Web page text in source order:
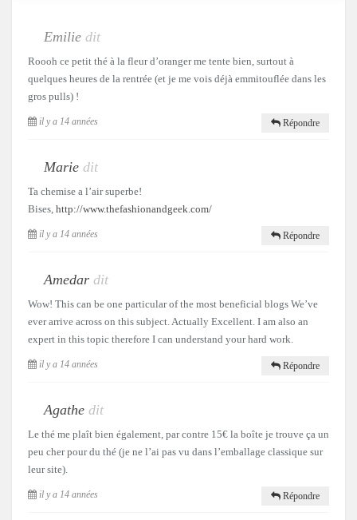
Emilie dit
Roooh ce petit thé à la fleur d’oranger me tente bien, surtout à
quelques heures de la rentrée (et je me vois déjà emmitouflée dans les
gros pulls) !
il y a 14 années Répondre
Marie dit
Ta chemise a l’air superbe!
Bises, http://www.thefashionandgeek.com/
il y a 14 années Répondre
Amedar dit
Wow! This can be one particular of the most beneficial blogs We’ve
ever arrive across on this subject. Actually Excellent. I am also an
expert in this topic therefore I can understand your hard work.
il y a 14 années Répondre
Agathe dit
Le thé me plaît bien également, par contre 15€ la boîte je trouve ça un
peu cher pour du thé (je ne l’ai pas vu dans l’emballage classique sur
leur site).
il y a 14 années Répondre